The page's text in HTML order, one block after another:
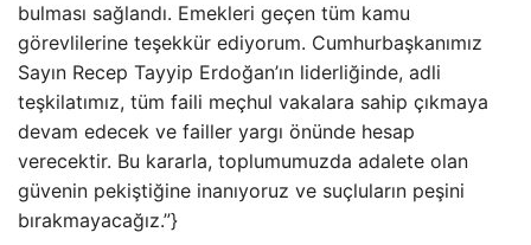
bulması sağlandı. Emekleri geçen tüm kamu
görevlilerine teşekkür ediyorum. Cumhurbaşkanımız
Sayın Recep Tayyip Erdoğan’ın liderliğinde, adli
teşkilatımız, tüm faili meçhul vakalara sahip çıkmaya
devam edecek ve failler yargı önünde hesap
verecektir. Bu kararla, toplumumuzda adalete olan
güvenin pekiştiğine inanıyoruz ve suçluların peşini
bırakmayacağız.”}